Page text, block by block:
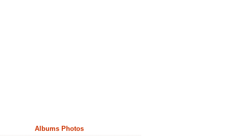
Albums Photos